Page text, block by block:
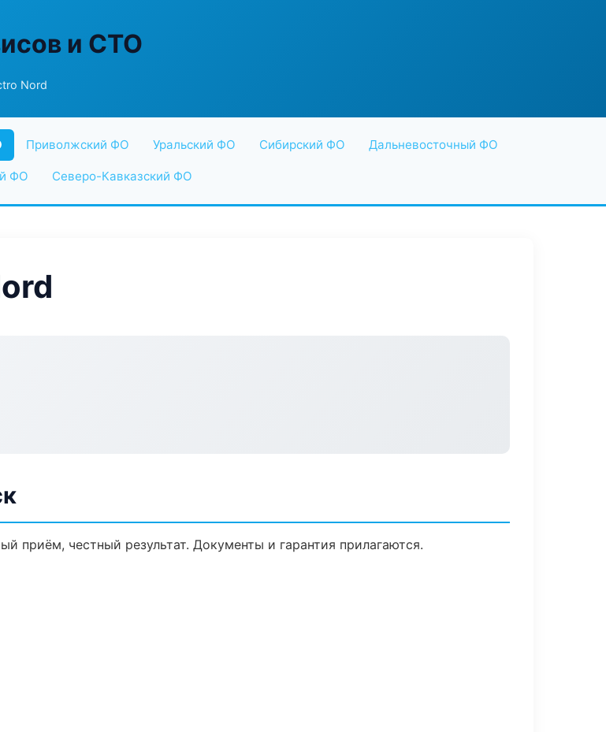
и СТО
Nord
Приволжский ФО Уральский ФО Сибирский ФО Дальневосточный ФО
ФО Северо-Кавказский ФО
приём, честный результат. Документы и гарантия прилагаются.